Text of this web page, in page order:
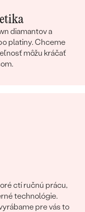
diamantov a
platiny. Chceme
môžu kráčať
ctí ručnú prácu,
technológie.
pre vás to